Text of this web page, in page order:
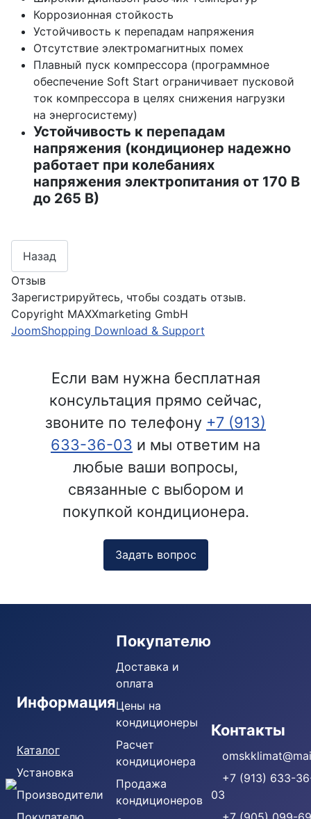
Коррозионная стойкость
Устойчивость к перепадам напряжения
Отсутствие электромагнитных помех
Плавный пуск компрессора (программное
обеспечение Soft Start ограничивает пусковой
ток компрессора в целях снижения нагрузки
на энергосистему)
Устойчивость к перепадам
напряжения (кондиционер надежно
работает при колебаниях
напряжения электропитания от 170 В
до 265 В)
Отзыв
Зарегистрируйтесь, чтобы создать отзыв.
Copyright MAXXmarketing GmbH
JoomShopping Download & Support
Если вам нужна бесплатная
консультация прямо сейчас,
звоните по телефону +7 (913)
633-36-03 и мы ответим на
любые ваши вопросы,
связанные с выбором и
покупкой кондиционера.
Задать вопрос
Информация
Каталог
Установка
Производители
Покупателю
Доставка и
оплата
Цены на
кондиционеры
Расчет
кондиционера
Продажа
кондиционеров
Контакты
+7 (913) 633-
03